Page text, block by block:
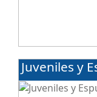
Juveniles y